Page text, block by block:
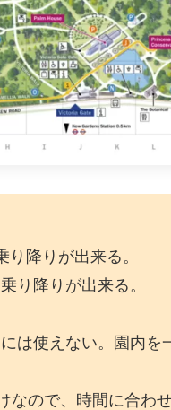
降りが出来る。
り降りが出来る。
は使えない。園内を
なので、時間に合わ